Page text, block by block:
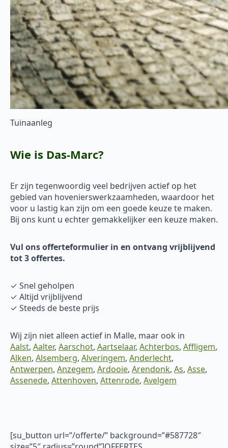
Tuinaanleg
Wie is Das-Marc?
Er zijn tegenwoordig veel bedrijven actief op het
gebied van hovenierswerkzaamheden, waardoor het
voor u lastig kan zijn om een goede keuze te maken.
Bij ons kunt u echter gemakkelijker een keuze maken.
Vul ons offerteformulier in en ontvang vrijblijvend
tot 3 offertes.
✓ Snel geholpen
✓ Altijd vrijblijvend
✓ Steeds de beste prijs
Wij zijn niet alleen actief in Malle, maar ook in
Aalst, Aalter, Aarschot, Aartselaar, Achterbos, Affligem,
Alken, Alsemberg, Alveringem, Anderlecht,
Antwerpen, Anzegem, Ardooie, Arendonk, As, Asse,
Assenede, Attenhoven, Attenrode, Avelgem
[su_button url=”/offerte/” background=”#587728″